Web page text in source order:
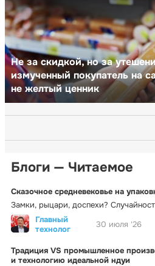
Не за скидкой, но за
измученный покупатель на
не желтый ценник
Блоги — Читаемое
Сказочное средневековье на
Замки, рыцари, доспехи?
Главный
технолог
30 июля '26
Традиция VS промышленное
и технологию идеальной ндуи